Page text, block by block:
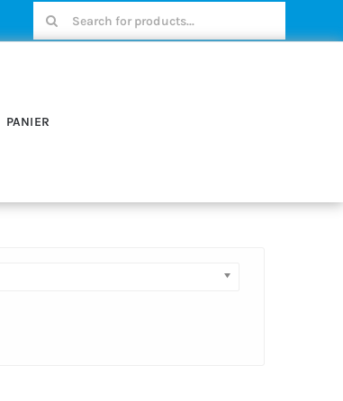
Rechercher:
PANIER